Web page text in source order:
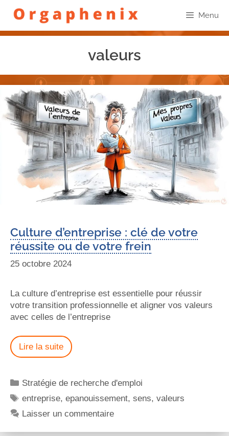
Menu
valeurs
Culture d’entreprise : clé de votre
réussite ou de votre frein
25 octobre 2024
La culture d’entreprise est essentielle pour réussir
votre transition professionnelle et aligner vos valeurs
avec celles de l’entreprise
Lire la suite
Stratégie de recherche d'emploi
entreprise,epanouissement,sens,valeurs
Laisser un commentaire